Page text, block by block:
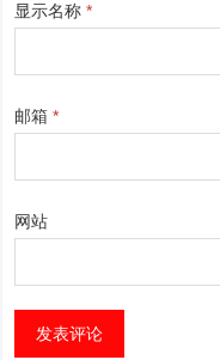
显示名称*
邮箱*
网站